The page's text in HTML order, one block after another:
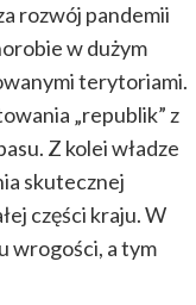
rozwój pandemii
w dużym
terytoriami.
„republik” z
Z kolei władze
skutecznej
części kraju. W
wrogości, a tym